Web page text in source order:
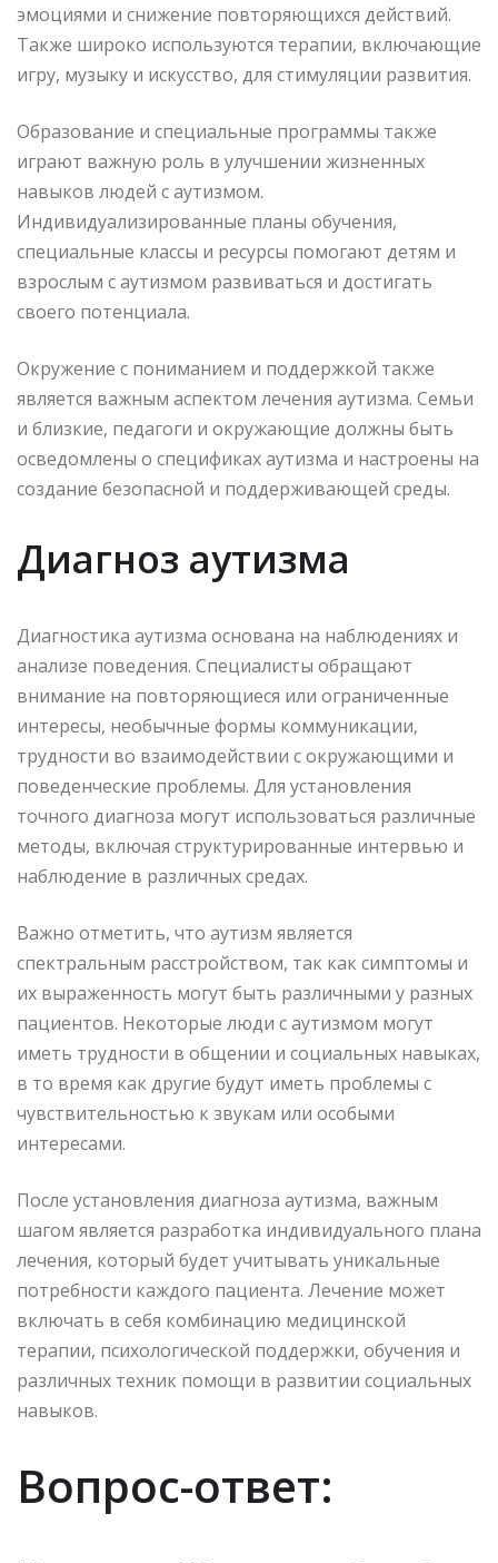
эмоциями и снижение повторяющихся действий.
Также широко используются терапии, включающие
игру, музыку и искусство, для стимуляции развития.
Образование и специальные программы также
играют важную роль в улучшении жизненных
навыков людей с аутизмом.
Индивидуализированные планы обучения,
специальные классы и ресурсы помогают детям и
взрослым с аутизмом развиваться и достигать
своего потенциала.
Окружение с пониманием и поддержкой также
является важным аспектом лечения аутизма. Семьи
и близкие, педагоги и окружающие должны быть
осведомлены о спецификах аутизма и настроены на
создание безопасной и поддерживающей среды.
Диагноз аутизма
Диагностика аутизма основана на наблюдениях и
анализе поведения. Специалисты обращают
внимание на повторяющиеся или ограниченные
интересы, необычные формы коммуникации,
трудности во взаимодействии с окружающими и
поведенческие проблемы. Для установления
точного диагноза могут использоваться различные
методы, включая структурированные интервью и
наблюдение в различных средах.
Важно отметить, что аутизм является
спектральным расстройством, так как симптомы и
их выраженность могут быть различными у разных
пациентов. Некоторые люди с аутизмом могут
иметь трудности в общении и социальных навыках,
в то время как другие будут иметь проблемы с
чувствительностью к звукам или особыми
интересами.
После установления диагноза аутизма, важным
шагом является разработка индивидуального плана
лечения, который будет учитывать уникальные
потребности каждого пациента. Лечение может
включать в себя комбинацию медицинской
терапии, психологической поддержки, обучения и
различных техник помощи в развитии социальных
навыков.
Вопрос-ответ: